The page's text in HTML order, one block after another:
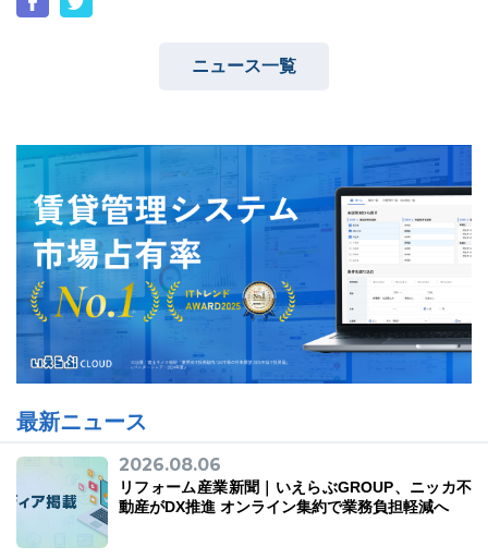
ユーザーインタビュー ホームページ制作実績
ニュース一覧 お役立ちブログ 資料ダウンロード
ニュース一覧
最新ニュース
2026.08.06
リフォーム産業新聞｜いえらぶGROUP、ニッカ不
動産がDX推進 オンライン集約で業務負担軽減へ